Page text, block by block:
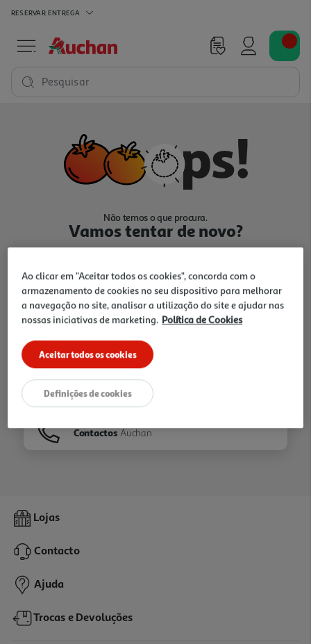
RESERVAR ENTREGA
Pesquisar
Não temos o que procura.
Vamos tentar de novo?
Ir para Homepage
Folhetos
Contactos Auchan
Lojas
Contacto
Ajuda
Trocas e Devoluções
Ao clicar em "Aceitar todos os cookies", concorda com o
armazenamento de cookies no seu dispositivo para melhorar
a navegação no site, analisar a utilização do site e ajudar nas
nossas iniciativas de marketing. Política de Cookies
Aceitar todos os cookies
Definições de cookies